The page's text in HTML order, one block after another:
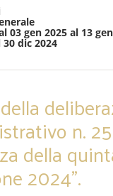
03 gen 2025 al 13
dic 2024
n.
della
2024”.